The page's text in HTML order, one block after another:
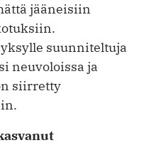
jääneisiin
suunniteltuja
neuvoloissa ja
siirretty